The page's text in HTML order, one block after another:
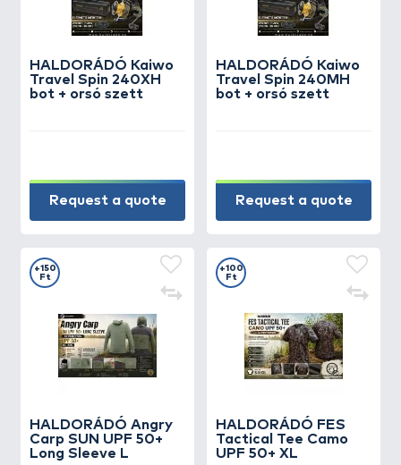
HALDORÁDÓ Kaiwo
Travel Spin 240XH
bot + orsó szett
Request a quote
HALDORÁDÓ Kaiwo
Travel Spin 240MH
bot + orsó szett
Request a quote
HALDORÁDÓ Angry
Carp SUN UPF 50+
Long Sleeve L
+150
Ft
HALDORÁDÓ FES
Tactical Tee Camo
UPF 50+ XL
+100
Ft